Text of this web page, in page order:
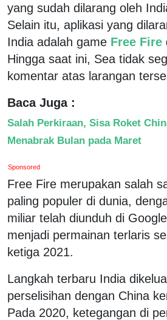
yang sudah dilarang oleh
Selain itu, aplikasi yang
India adalah game Free Fire
Hingga saat ini, Sea tidak
komentar atas larangan
Baca Juga :
Salah Perkiraan, Sisa Roket
Menabrak Bulan pada Maret
Sponsored
Free Fire merupakan salah
paling populer di dunia,
miliar telah diunduh di
menjadi permainan terlaris
ketiga 2021.
Langkah terbaru India
perselisihan dengan China
Pada 2020, ketegangan di